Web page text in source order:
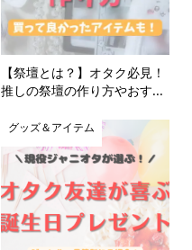
【祭壇とは？】オタク必見！
推しの祭壇の作り方やおす...
グッズ＆アイテム